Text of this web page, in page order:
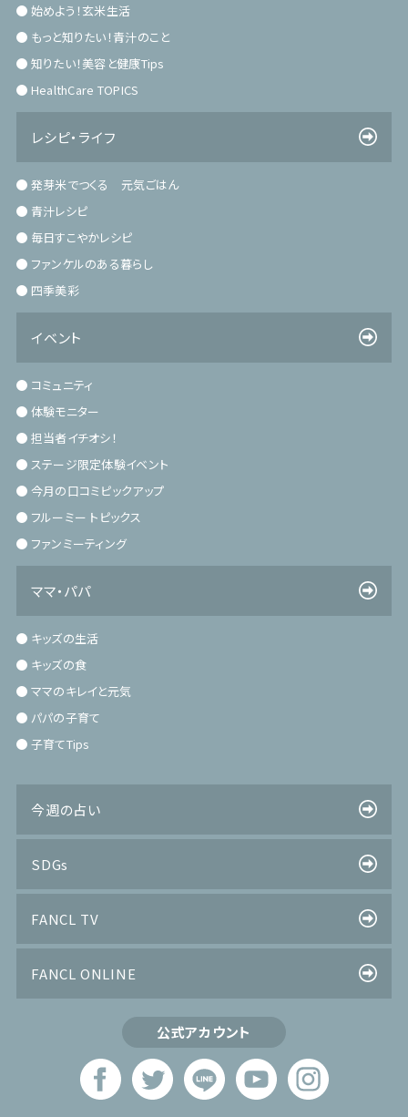
始めよう！玄米生活
もっと知りたい！青汁のこと
知りたい！美容と健康Tips
HealthCare TOPICS
レシピ・ライフ
発芽米でつくる 元気ごはん
青汁レシピ
毎日すこやかレシピ
ファンケルのある暮らし
四季美彩
イベント
コミュニティ
体験モニター
担当者イチオシ！
ステージ限定体験イベント
今月の口コミピックアップ
フルーミー トピックス
ファンミーティング
ママ・パパ
キッズの生活
キッズの食
ママのキレイと元気
パパの子育て
子育てTips
今週の占い
SDGs
FANCL TV
FANCL ONLINE
公式アカウント